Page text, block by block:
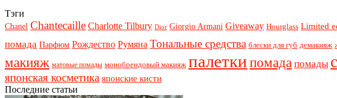
Тэги
Chanel Chantecaille Charlotte Tilbury Dior Giorgio Armani Giveaway Hourglass Limited
помада Парфюм Рождество Румяна Тональные средства блески для губ демакияж
макияж матовые помады монобрендовый макияж палеткипомада помады
японская косметика японские кисти
Последние статьи